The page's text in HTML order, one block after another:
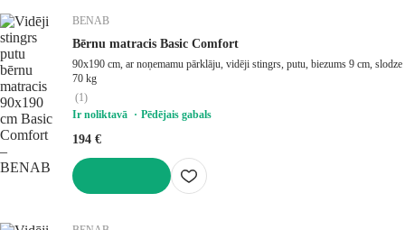
BENAB
Bērnu matracis Basic Comfort
90x190 cm, ar noņemamu pārklāju, vidēji stingrs, putu, biezums 9 cm, slodze
70 kg
(1)
Ir noliktavā
Pēdējais gabals
194 €